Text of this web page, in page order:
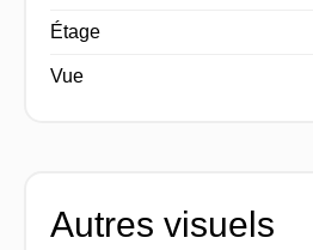
Étage
Vue
Autres visuels